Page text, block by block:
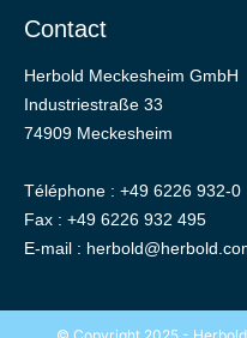
Contact
Herbold Meckesheim GmbH
Industriestraße 33
74909 Meckesheim
Téléphone : +49 6226 932-0
Fax : +49 6226 932 495
E-mail :